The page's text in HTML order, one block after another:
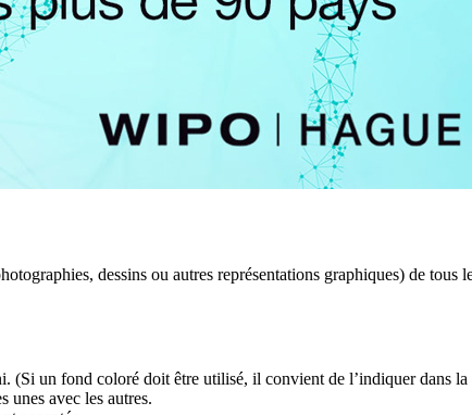
dessins ou autres représentations graphiques) de tous
(Si un fond coloré doit être utilisé, il convient de l’indiquer dans
unes avec les autres.